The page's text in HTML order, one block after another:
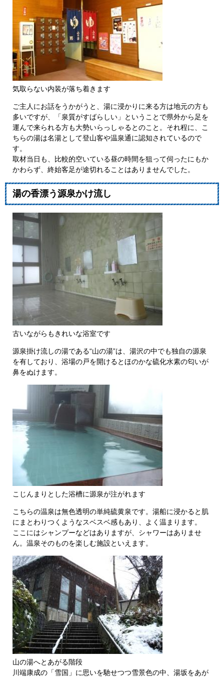
気取らない内装が落ち着きます
ご主人にお話をうかがうと、湯に浸かりに来る方は地元の方も
多いですが、「泉質がすばらしい」ということで県外から足を
運んで来られる方も大勢いらっしゃるとのこと。それ程に、こ
ちらの湯は名湯として登山客や温泉通に認知されているので
す。
取材当日も、比較的空いている昼の時間を狙って伺ったにもか
かわらず、終始客足が途切れることはありませんでした。
湯の香漂う源泉かけ流し
古いながらもきれいな浴室です
源泉掛け流しの湯である“山の湯”は、湯沢の中でも独自の源泉
を有しており、浴場の戸を開けるとほのかな硫化水素の匂いが
鼻をぬけます。
こじんまりとした浴槽に源泉が注がれます
こちらの温泉は無色透明の単純硫黄泉です。湯船に浸かると肌
にまとわりつくようなスベスベ感もあり、よく温まります。
ここにはシャンプーなどはありますが、シャワーはありませ
ん。温泉そのものを楽しむ施設といえます。
山の湯へとあがる階段
川端康成の「雪国」に思いを馳せつつ雪景色の中、湯坂をあが